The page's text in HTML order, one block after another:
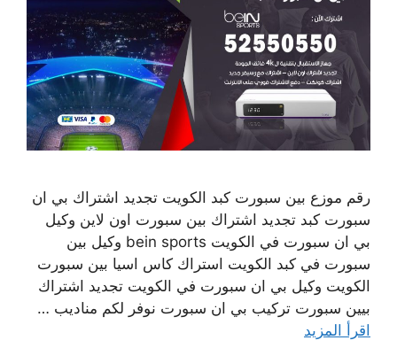
رقم موزع بين سبورت كبد الكويت تجديد اشتراك بي ان
سبورت كبد تجديد اشتراك بين سبورت اون لاين وكيل
بي ان سبورت في الكويت bein sports وكيل بين
سبورت في كبد الكويت استراك كاس اسيا بين سبورت
الكويت وكيل بي ان سبورت في الكويت تجديد اشتراك
بيين سبورت تركيب بي ان سبورت نوفر لكم مناديب …
اقرأ المزيد